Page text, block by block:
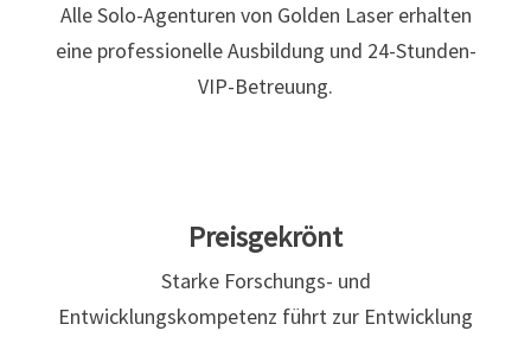
Alle Solo-Agenturen von Golden Laser erhalten
eine professionelle Ausbildung und 24-Stunden-
VIP-Betreuung.
Preisgekrönt
Starke Forschungs- und
Entwicklungskompetenz führt zur Entwicklung